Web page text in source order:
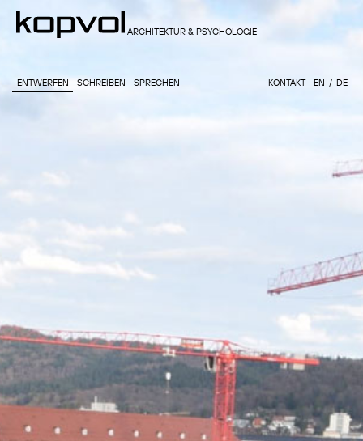
ARCHITEKTUR & PSYCHOLOGIE
ENTWERFEN SCHREIBEN SPRECHEN KONTAKT EN DE